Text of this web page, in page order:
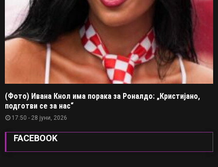
(Фото) Ивана Кнол има порака за Роналдо: „Кристијано,
подготви се за нас“
17:50 - 28 јуни, 2026
FACEBOOK